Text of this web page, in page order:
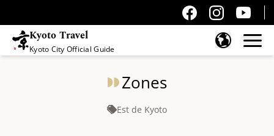
Kyoto Travel
Kyoto City Official Guide
Zones
Est de Kyoto